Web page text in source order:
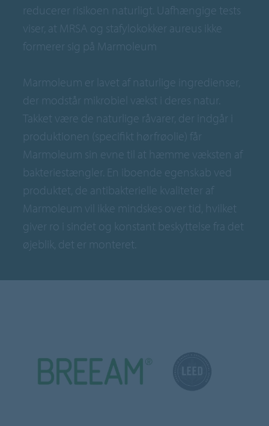
reducerer risikoen naturligt. Uafhængige tests
viser, at MRSA og stafylokokker aureus ikke
formerer sig på Marmoleum
Marmoleum er lavet af naturlige ingredienser,
der modstår mikrobiel vækst i deres natur.
Takket være de naturlige råvarer, der indgår i
produktionen (specifikt hørfrøolie) får
Marmoleum sin evne til at hæmme væksten af
bakteriestængler. En iboende egenskab ved
produktet, de antibakterielle kvaliteter af
Marmoleum vil ikke mindskes over tid, hvilket
giver ro i sindet og konstant beskyttelse fra det
øjeblik, det er monteret.